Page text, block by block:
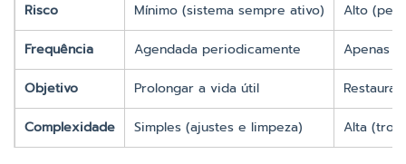
Risco Mínimo (sistema sempre ativo) Alto
Frequência Agendada periodicamente Apenas
Objetivo Prolongar a vida útil
Complexidade Simples (ajustes e limpeza) Alta